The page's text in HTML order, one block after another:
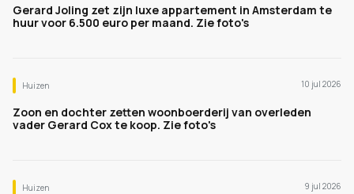
Gerard Joling zet zijn luxe appartement in Amsterdam te
huur voor 6.500 euro per maand. Zie foto's
Huizen 10 jul 2026
Zoon en dochter zetten woonboerderij van overleden
vader Gerard Cox te koop. Zie foto's
Huizen 9 jul 2026